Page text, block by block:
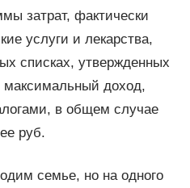
затрат, фактически
услуги и лекарства,
списках, утвержденных
максимальный доход,
в общем случае
руб.
семье, но на одного